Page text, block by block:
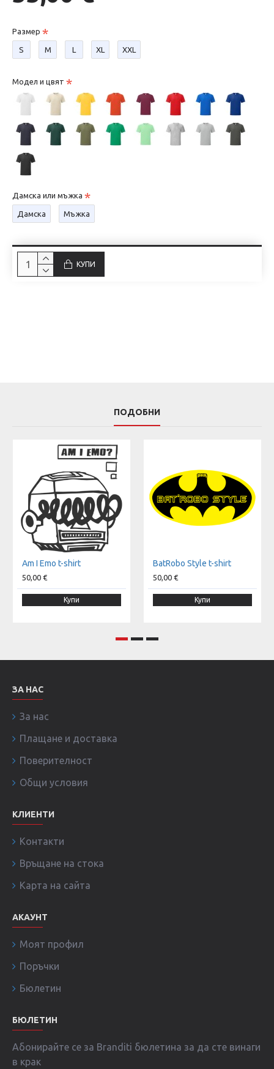
Размер
S М L XL XXL
Модел и цвят
Дамска или мъжка
Дамска Мъжка
КУПИ
ПОДОБНИ
Am I Emo t-shirt
50,00 €
Купи
BatRobo Style t-shirt
50,00 €
Купи
ЗА НАС
За нас
Плащане и доставка
Поверителност
Общи условия
КЛИЕНТИ
Контакти
Връщане на стока
Карта на сайта
АКАУНТ
Моят профил
Поръчки
Бюлетин
БЮЛЕТИН
Абонирайте се за Branditi бюлетина за да сте винаги
в крак